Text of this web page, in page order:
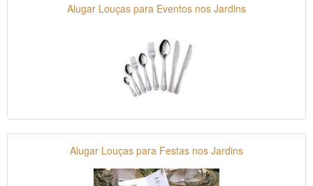
Alugar Louças para Eventos nos Jardins
Alugar Louças para Festas nos Jardins